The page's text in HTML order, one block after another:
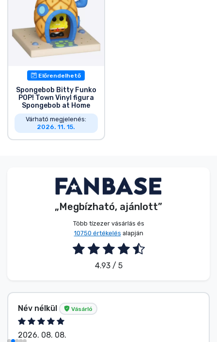
Előrendelhető
Spongebob Bitty Funko
POP! Town Vinyl figura
Spongebob at Home
Várható megjelenés:
2026. 11. 15.
„Megbízható, ajánlott”
Több tízezer vásárlás és
10750 értékelés alapján
4.93 / 5
Név nélkül Vásárló
2026. 08. 08.